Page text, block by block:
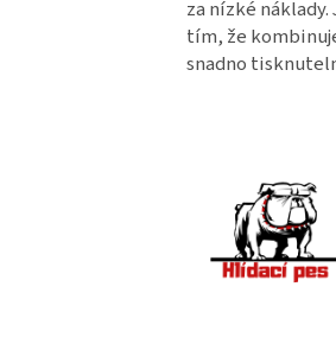
za nízké
tím, že
snadno